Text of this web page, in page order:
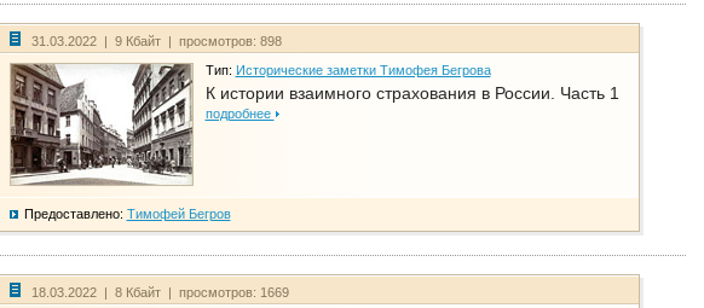
31.03.2022 | 9 Кбайт | просмотров: 898
Тип: Исторические заметки Тимофея Бегрова
К истории взаимного страхования в России. Часть 1
подробнее
Предоставлено: Тимофей Бегров
18.03.2022 | 8 Кбайт | просмотров: 1669